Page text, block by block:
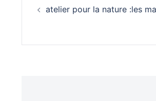
atelier pour la nature :les